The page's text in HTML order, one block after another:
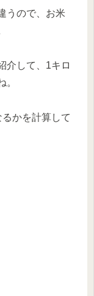
うので、お米
介して、1キロ
。
かを計算して